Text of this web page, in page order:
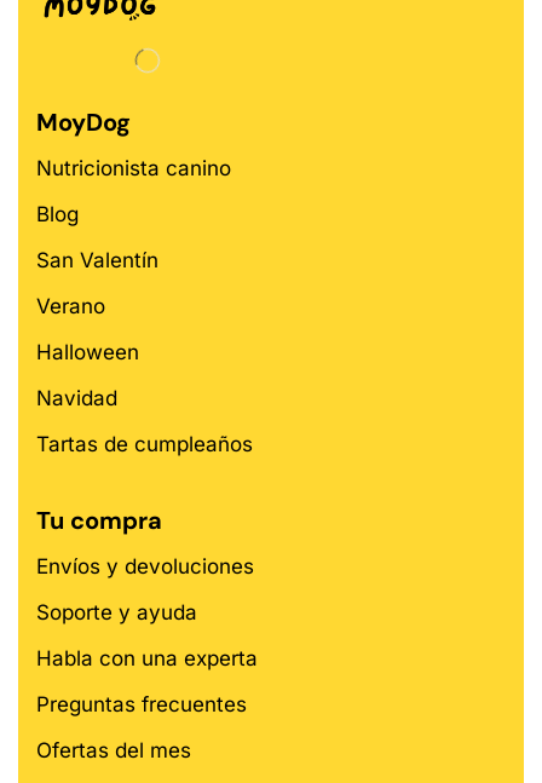
MoyDog
Nutricionista canino
Blog
San Valentín
Verano
Halloween
Navidad
Tartas de cumpleaños
Tu compra
Envíos y devoluciones
Soporte y ayuda
Habla con una experta
Preguntas frecuentes
Ofertas del mes